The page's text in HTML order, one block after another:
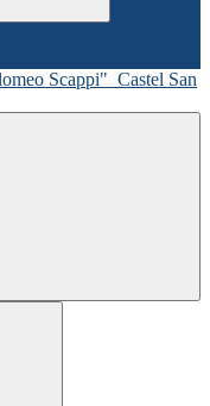
Scappi" Castel San